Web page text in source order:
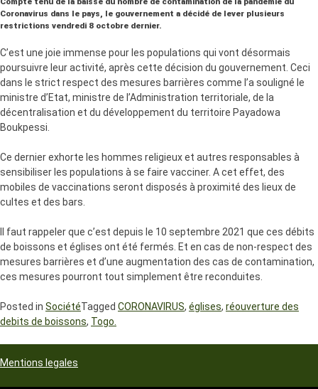
Coronavirus dans le pays, le gouvernement a décidé de lever plusieurs
restrictions vendredi 8 octobre dernier.
C’est une joie immense pour les populations qui vont désormais
poursuivre leur activité, après cette décision du gouvernement. Ceci
dans le strict respect des mesures barrières comme l’a souligné le
ministre d’Etat, ministre de l’Administration territoriale, de la
décentralisation et du développement du territoire Payadowa
Boukpessi.
Ce dernier exhorte les hommes religieux et autres responsables à
sensibiliser les populations à se faire vacciner. A cet effet, des
mobiles de vaccinations seront disposés à proximité des lieux de
cultes et des bars.
Il faut rappeler que c’est depuis le 10 septembre 2021 que ces débits
de boissons et églises ont été fermés. Et en cas de non-respect des
mesures barrières et d’une augmentation des cas de contamination,
ces mesures pourront tout simplement être reconduites.
Posted in SociétéTagged CORONAVIRUS, églises, réouverture des
debits de boissons, Togo.
Mentions legales